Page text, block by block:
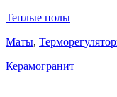
Теплые полы
Маты,
Керамогранит